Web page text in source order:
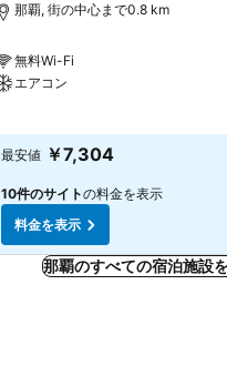
那覇, 街の中心まで0.8 km
無料Wi-Fi
エアコン
最安値 ￥7,304
10件のサイトの料金を表示
料金を表示
那覇のすべての宿泊施設